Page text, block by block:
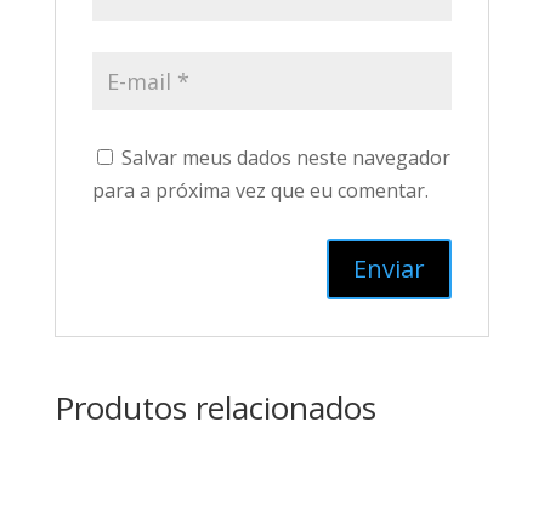
Salvar meus dados neste navegador
para a próxima vez que eu comentar.
Produtos relacionados